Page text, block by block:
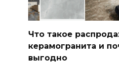
Что такое
керамогранита и
выгодно